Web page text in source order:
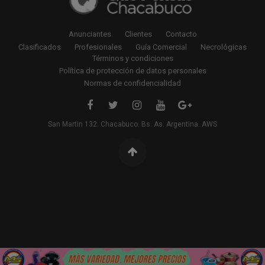
Anunciantes Clientes
Contacto
Clasificados
Profesionales Guía Comercial
Necrológicas
Términos y condiciones
Política de protección de datos personales
Normas de confidencialidad
San Martin 132. Chacabuco. Bs. As. Argentina. AWS